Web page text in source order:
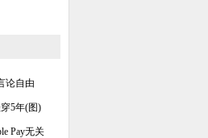
论自由
5年(图)
Pay无关